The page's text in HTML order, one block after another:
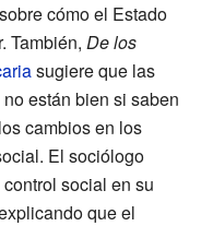
cómo el Estado
También, De los
sugiere que las
están bien si saben
cambios en los
El sociólogo
social en su
que el